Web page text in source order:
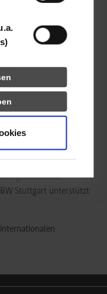
die ein
kennenlernen,
lernen“,
Erwartungen an die
mit ihren
dem Besuch des
wurden bereits
gemeinsame
Stuttgart unterstützt